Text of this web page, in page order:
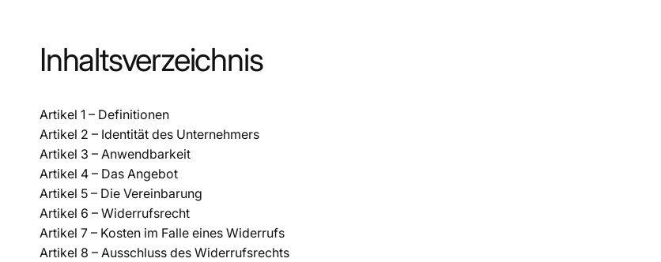
Inhaltsverzeichnis
Artikel 1 – Definitionen
Artikel 2 – Identität des Unternehmers
Artikel 3 – Anwendbarkeit
Artikel 4 – Das Angebot
Artikel 5 – Die Vereinbarung
Artikel 6 – Widerrufsrecht
Artikel 7 – Kosten im Falle eines Widerrufs
Artikel 8 – Ausschluss des Widerrufsrechts